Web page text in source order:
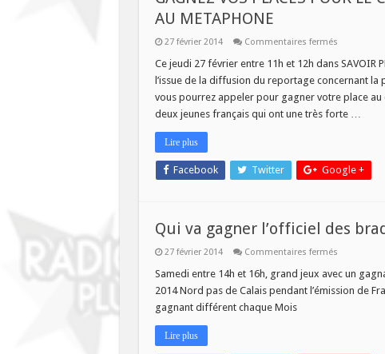
AU METAPHONE
27 février 2014 Commentaires ferméssur
VOS
POUR
LE
CONCERT
DE
AU
METAPHONE
Ce jeudi 27 février entre 11h et 12h dans SAVOIR
l’issue de la diffusion du reportage concernant
vous pourrez appeler pour gagner votre place au
deux jeunes français qui ont une très forte …
Lire plus
Facebook Twitter Google +
Qui va gagner l’officiel des
27 février 2014 Commentaires ferméssur
va
gagner
l’officiel
Samedi entre 14h et 16h, grand jeux avec un
2014 Nord pas de Calais pendant l’émission de
gagnant différent chaque Mois
Lire plus